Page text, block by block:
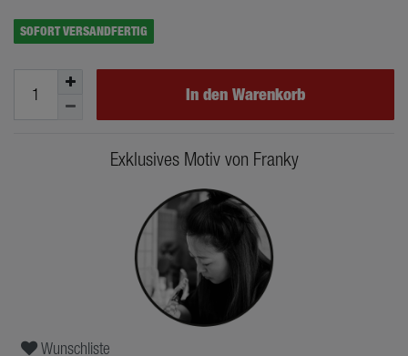
SOFORT VERSANDFERTIG
In den Warenkorb
Exklusives Motiv von Franky
Wunschliste